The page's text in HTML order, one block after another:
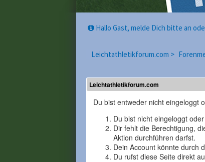
Hallo Gast, melde Dich bitte an
Leichtathletikforum.com >
Leichtathletikforum.com
Du bist entweder nicht eingeloggt
Du bist nicht eingeloggt
Dir fehlt die Berechtigung,
Aktion durchführen darfst.
Dein Account könnte durch
Du rufst diese Seite direkt